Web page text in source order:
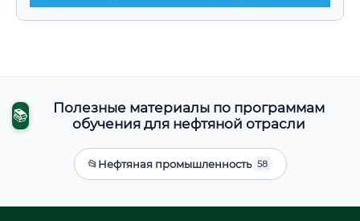
📚
Полезные материалы по программам
обучения для нефтяной отрасли
📂Нефтяная промышленность 58